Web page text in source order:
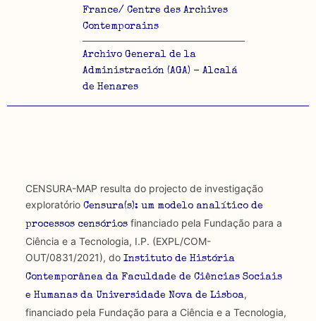
France/ Centre des Archives
Contemporains
Archivo General de la
Administración (AGA) - Alcalá
de Henares
CENSURA-MAP resulta do projecto de investigação
exploratório Censura(s): um modelo analítico de
processos censóriosfinanciado pela Fundação para a
Ciência e a Tecnologia, I.P. (EXPL/COM-
OUT/0831/2021), do Instituto de História
Contemporânea da Faculdade de Ciências Sociais
e Humanas da Universidade Nova de Lisboa,
financiado pela Fundação para a Ciência e a Tecnologia,